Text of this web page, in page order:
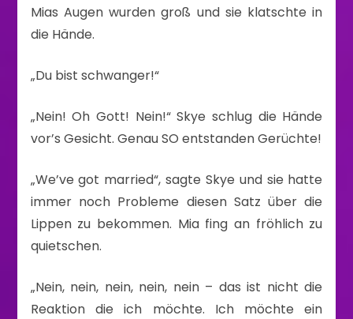
Mias Augen wurden groß und sie klatschte in
die Hände.
„Du bist schwanger!“
„Nein! Oh Gott! Nein!“ Skye schlug die Hände
vor’s Gesicht. Genau SO entstanden Gerüchte!
„We’ve got married“, sagte Skye und sie hatte
immer noch Probleme diesen Satz über die
Lippen zu bekommen. Mia fing an fröhlich zu
quietschen.
„Nein, nein, nein, nein, nein – das ist nicht die
Reaktion die ich möchte. Ich möchte ein